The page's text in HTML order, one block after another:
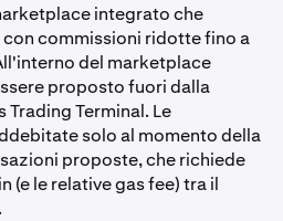
integrato che
commissioni ridotte fino a
del marketplace
proposto fuori dalla
Terminal. Le
solo al momento della
proposte, che richiede
(e le relative gas fee) tra il